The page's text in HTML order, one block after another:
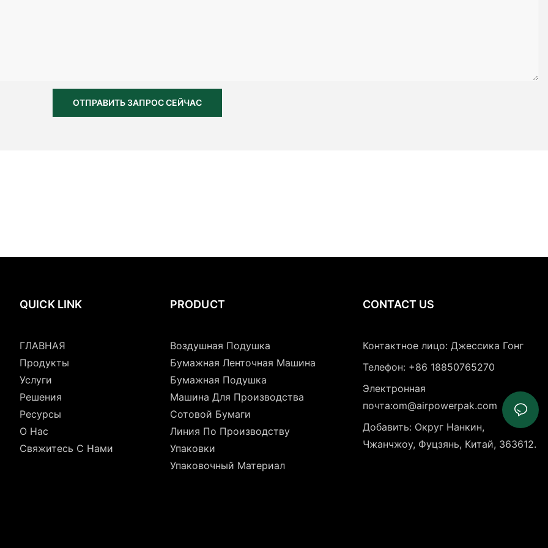
ОТПРАВИТЬ ЗАПРОС СЕЙЧАС
QUICK LINK
ГЛАВНАЯ
Продукты
Услуги
Решения
Ресурсы
О Нас
Свяжитесь С Нами
PRODUCT
Воздушная Подушка
Бумажная Ленточная Машина
Бумажная Подушка
Машина Для Производства
Сотовой Бумаги
Линия По Производству
Упаковки
Упаковочный Материал
CONTACT US
Контактное лицо: Джессика Гонг
Телефон: +86 18850765270
Электронная
почта:om@airpowerpak.com
Добавить: Округ Нанкин,
Чжанчжоу, Фуцзянь, Китай, 363612.